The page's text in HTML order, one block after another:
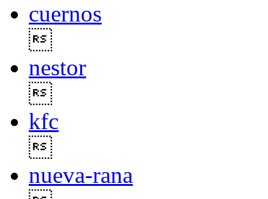
cuernos
nestor
kfc
nueva-rana